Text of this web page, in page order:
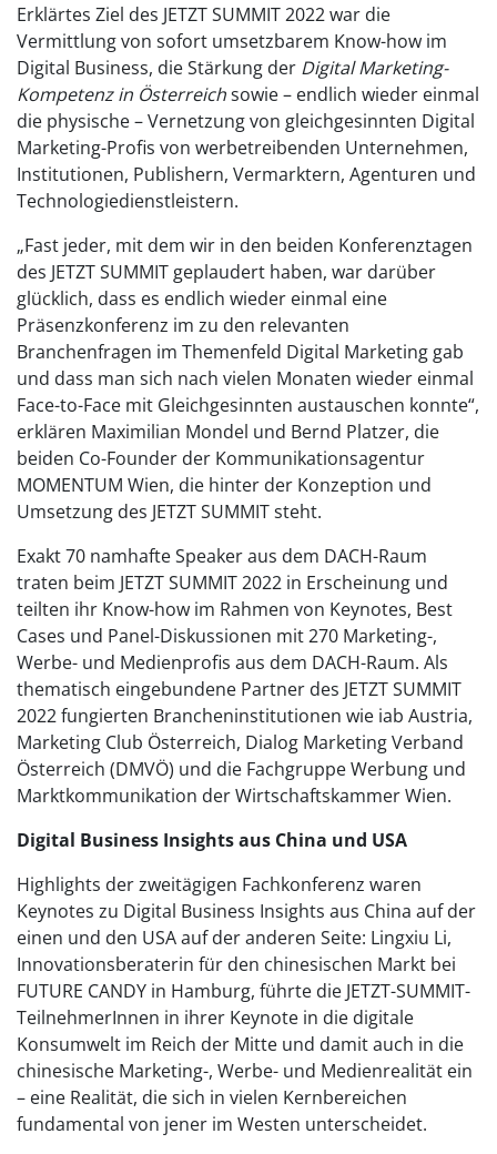
Erklärtes Ziel des JETZT SUMMIT 2022 war die
Vermittlung von sofort umsetzbarem Know-how im
Digital Business, die Stärkung der Digital Marketing-
Kompetenz in Österreichsowie – endlich wieder einmal
die physische – Vernetzung von gleichgesinnten Digital
Marketing-Profis von werbetreibenden Unternehmen,
Institutionen, Publishern, Vermarktern, Agenturen und
Technologiedienstleistern.
„Fast jeder, mit dem wir in den beiden Konferenztagen
des JETZT SUMMIT geplaudert haben, war darüber
glücklich, dass es endlich wieder einmal eine
Präsenzkonferenz im zu den relevanten
Branchenfragen im Themenfeld Digital Marketing gab
und dass man sich nach vielen Monaten wieder einmal
Face-to-Face mit Gleichgesinnten austauschen konnte“,
erklären Maximilian Mondel und Bernd Platzer, die
beiden Co-Founder der Kommunikationsagentur
MOMENTUM Wien, die hinter der Konzeption und
Umsetzung des JETZT SUMMIT steht.
Exakt 70 namhafte Speaker aus dem DACH-Raum
traten beim JETZT SUMMIT 2022 in Erscheinung und
teilten ihr Know-how im Rahmen von Keynotes, Best
Cases und Panel-Diskussionen mit 270 Marketing-,
Werbe- und Medienprofis aus dem DACH-Raum. Als
thematisch eingebundene Partner des JETZT SUMMIT
2022 fungierten Brancheninstitutionen wie iab Austria,
Marketing Club Österreich, Dialog Marketing Verband
Österreich (DMVÖ) und die Fachgruppe Werbung und
Marktkommunikation der Wirtschaftskammer Wien.
Digital Business Insights aus China und USA
Highlights der zweitägigen Fachkonferenz waren
Keynotes zu Digital Business Insights aus China auf der
einen und den USA auf der anderen Seite: Lingxiu Li,
Innovationsberaterin für den chinesischen Markt bei
FUTURE CANDY in Hamburg, führte die JETZT-SUMMIT-
TeilnehmerInnen in ihrer Keynote in die digitale
Konsumwelt im Reich der Mitte und damit auch in die
chinesische Marketing-, Werbe- und Medienrealität ein
– eine Realität, die sich in vielen Kernbereichen
fundamental von jener im Westen unterscheidet.